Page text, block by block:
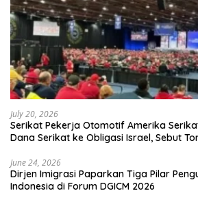
July 20, 2026
Serikat Pekerja Otomotif Amerika
Dana Serikat ke Obligasi Israel, Sebut
June 24, 2026
Dirjen Imigrasi Paparkan Tiga Pilar
Indonesia di Forum DGICM 2026